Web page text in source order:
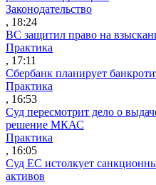
Законодательство
, 18:24
ВС защитил право на
Практика
, 17:11
Сбербанк планирует
Практика
, 16:53
Суд пересмотрит дело о
решение МКАС
Практика
, 16:05
Суд ЕС истолкует
активов